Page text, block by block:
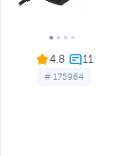
4.8
# 175964